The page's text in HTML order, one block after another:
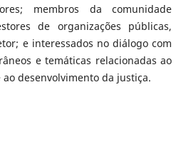
membros da comunidade
de organizações públicas,
e interessados no diálogo com
e temáticas relacionadas ao
desenvolvimento da justiça.